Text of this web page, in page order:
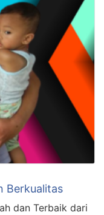
Berkualitas
dan Terbaik dari